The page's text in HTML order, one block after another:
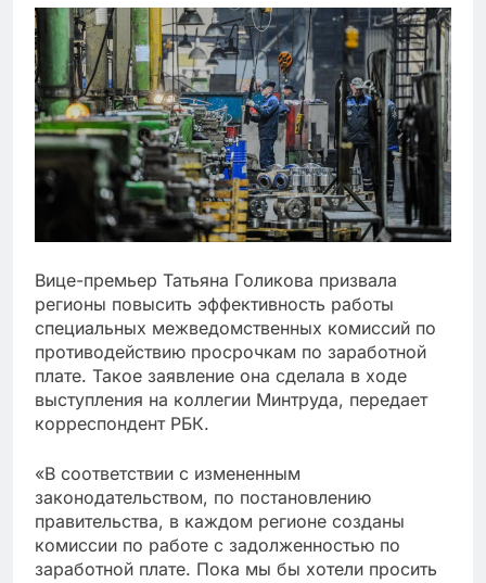
Вице-премьер Татьяна Голикова призвала
регионы повысить эффективность работы
специальных межведомственных комиссий по
противодействию просрочкам по заработной
плате. Такое заявление она сделала в ходе
выступления на коллегии Минтруда, передает
корреспондент РБК.
«В соответствии с измененным
законодательством, по постановлению
правительства, в каждом регионе созданы
комиссии по работе с задолженностью по
заработной плате. Пока мы бы хотели просить